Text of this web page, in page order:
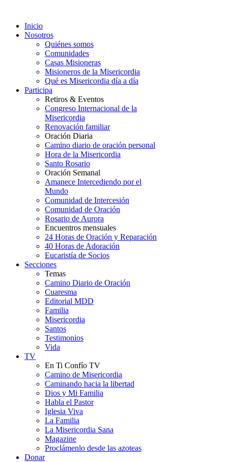
Inicio
Nosotros
Quiénes somos
Comunidades
Casas Misioneras
Misioneros de la Misericordia
Qué es Misericordia día a día
Participa
Retiros & Eventos
Congreso Internacional de la
Misericordia
Renovación familiar
Oración Diaria
Camino diario de oración personal
Hora de la Misericordia
Santo Rosario
Oración Semanal
Amanece Intercediendo por el
Mundo
Comunidad de Intercesión
Comunidad de Oración
Rosario de Aurora
Encuentros mensuales
24 Horas de Oración y Reparación
40 Horas de Adoración
Eucaristía de Socios
Secciones
Temas
Camino Diario de Oración
Cuaresma
Editorial MDD
Familia
Misericordia
Santos
Testimonios
Vida
TV
En Ti Confío TV
Camino de Misericordia
Caminando hacia la libertad
Dios y Mi Familia
Habla el Pastor
Iglesia Viva
La Familia
La Misericordia Sana
Magazine
Proclámenlo desde las azoteas
Donar